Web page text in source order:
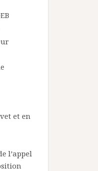
et en
l’appel